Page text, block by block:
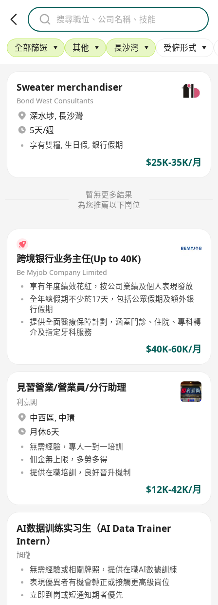
全部篩選 其他 長沙灣 受僱形式
Sweater merchandiser
Bond West Consultants
深水埗, 長沙灣
5天/週
享有雙糧, 生日假, 銀行假期
$25K-35K/月
暫無更多結果
為您推薦以下崗位
跨境银行业务主任(Up to 40K)
Be Myjob Company Limited
享有年度績效花紅，按公司業績及個人表現發放
全年總假期不少於17天，包括公眾假期及額外銀
行假期
提供全面醫療保障計劃，涵蓋門診、住院、專科轉
介及指定牙科服務
$40K-60K/月
見習營業/營業員/分行助理
利嘉閣
中西區, 中環
月休6天
無需經驗，專人一對一培訓
佣金無上限，多勞多得
提供在職培訓，良好晉升機制
$12K-42K/月
AI数据训练实习生（AI Data Trainer
Intern）
旭瓏
無需經驗或相關牌照，提供在職AI數據訓練
表現優異者有機會轉正或接觸更高級崗位
立即到崗或短通知期者優先